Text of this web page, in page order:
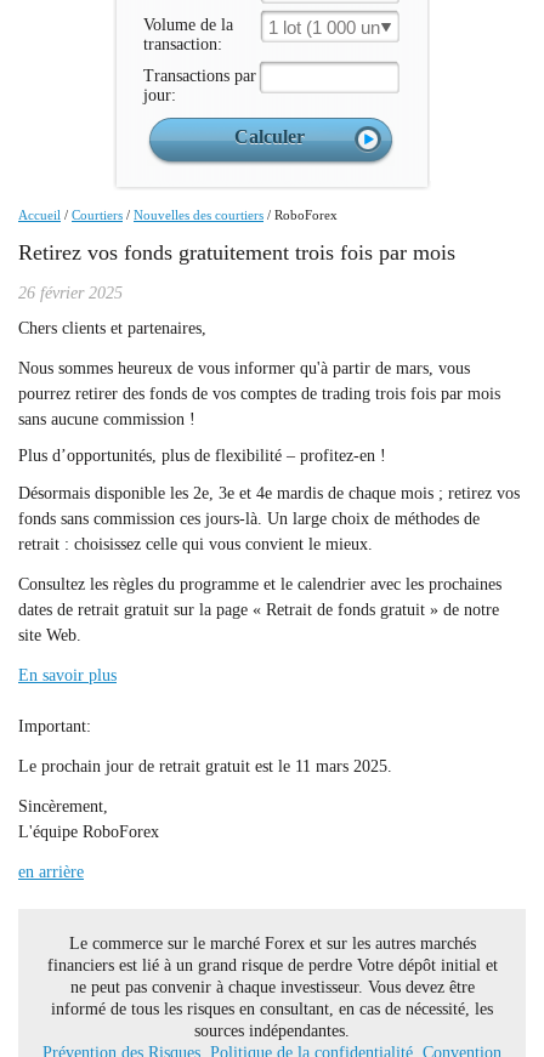
Volume de la
transaction:
1 lot (1 000 un.)
Transactions par
jour:
Accueil / Courtiers / Nouvelles des courtiers / RoboForex
Retirez vos fonds gratuitement trois fois par mois
26 février 2025
Chers clients et partenaires,
Nous sommes heureux de vous informer qu'à partir de mars, vous
pourrez retirer des fonds de vos comptes de trading trois fois par mois
sans aucune commission !
Plus d’opportunités, plus de flexibilité – profitez-en !
Désormais disponible les 2e, 3e et 4e mardis de chaque mois ; retirez vos
fonds sans commission ces jours-là. Un large choix de méthodes de
retrait : choisissez celle qui vous convient le mieux.
Consultez les règles du programme et le calendrier avec les prochaines
dates de retrait gratuit sur la page « Retrait de fonds gratuit » de notre
site Web.
En savoir plus
Important:
Le prochain jour de retrait gratuit est le 11 mars 2025.
Sincèrement,
L'équipe RoboForex
en arrière
Le commerce sur le marché Forex et sur les autres marchés
financiers est lié à un grand risque de perdre Votre dépôt initial et
ne peut pas convenir à chaque investisseur. Vous devez être
informé de tous les risques en consultant, en cas de nécessité, les
sources indépendantes.
Prévention des Risques. Politique de la confidentialité. Convention